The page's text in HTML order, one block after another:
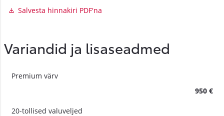
Salvesta hinnakiri PDF'na
Variandid ja lisaseadmed
Premium värv
950 €
20-tollised valuveljed